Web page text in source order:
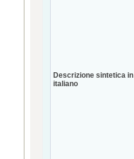
Descrizione sintetica in
italiano